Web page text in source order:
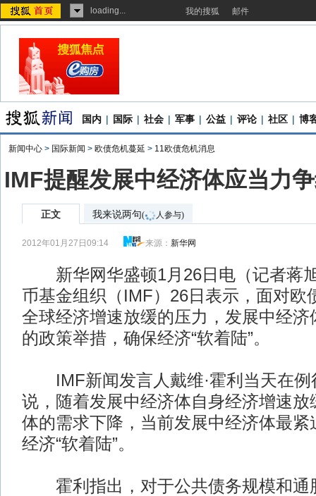
loading... 我的搜狐 邮件
国内 | 国际 | 社会 | 军事 | 公益 | 评论 | 社区 | 博
新闻中心 > 国际新闻 > 欧债危机蔓延 > 11欧债危机消息
IMF提醒发展中经济体应当力
正文 我来说两句( 人参与)
2012年01月27日09:14 来源：新华网
新华网华盛顿1月26日电（记者蒋
币基金组织（IMF）26日表示，面对欧
全球经济增速放缓的压力，发展中经济
的政策举措，确保经济“软着陆”。
IMF新闻发言人戴维·霍利当天在例
说，随着发展中经济体自身经济增速放
体的需求下降，当前发展中经济体最紧
经济“软着陆”。
霍利指出，对于公共债务规模和通